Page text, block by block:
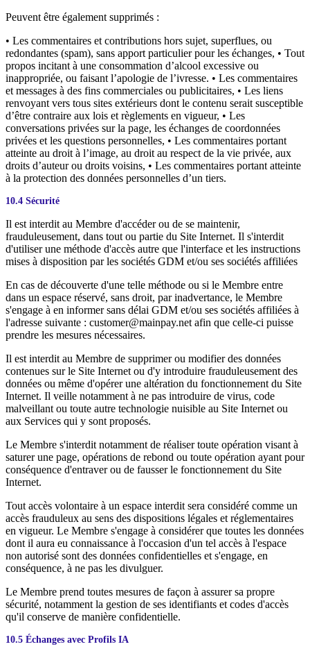
Peuvent être également supprimés :
• Les commentaires et contributions hors sujet, superflues, ou
redondantes (spam), sans apport particulier pour les échanges, • Tout
propos incitant à une consommation d’alcool excessive ou
inappropriée, ou faisant l’apologie de l’ivresse. • Les commentaires
et messages à des fins commerciales ou publicitaires, • Les liens
renvoyant vers tous sites extérieurs dont le contenu serait susceptible
d’être contraire aux lois et règlements en vigueur, • Les
conversations privées sur la page, les échanges de coordonnées
privées et les questions personnelles, • Les commentaires portant
atteinte au droit à l’image, au droit au respect de la vie privée, aux
droits d’auteur ou droits voisins, • Les commentaires portant atteinte
à la protection des données personnelles d’un tiers.
10.4 Sécurité
Il est interdit au Membre d'accéder ou de se maintenir,
frauduleusement, dans tout ou partie du Site Internet. Il s'interdit
d'utiliser une méthode d'accès autre que l'interface et les instructions
mises à disposition par les sociétés GDM et/ou ses sociétés affiliées
En cas de découverte d'une telle méthode ou si le Membre entre
dans un espace réservé, sans droit, par inadvertance, le Membre
s'engage à en informer sans délai GDM et/ou ses sociétés affiliées à
l'adresse suivante : customer@mainpay.net afin que celle-ci puisse
prendre les mesures nécessaires.
Il est interdit au Membre de supprimer ou modifier des données
contenues sur le Site Internet ou d'y introduire frauduleusement des
données ou même d'opérer une altération du fonctionnement du Site
Internet. Il veille notamment à ne pas introduire de virus, code
malveillant ou toute autre technologie nuisible au Site Internet ou
aux Services qui y sont proposés.
Le Membre s'interdit notamment de réaliser toute opération visant à
saturer une page, opérations de rebond ou toute opération ayant pour
conséquence d'entraver ou de fausser le fonctionnement du Site
Internet.
Tout accès volontaire à un espace interdit sera considéré comme un
accès frauduleux au sens des dispositions légales et réglementaires
en vigueur. Le Membre s'engage à considérer que toutes les données
dont il aura eu connaissance à l'occasion d'un tel accès à l'espace
non autorisé sont des données confidentielles et s'engage, en
conséquence, à ne pas les divulguer.
Le Membre prend toutes mesures de façon à assurer sa propre
sécurité, notamment la gestion de ses identifiants et codes d'accès
qu'il conserve de manière confidentielle.
10.5 Échanges avec Profils IA